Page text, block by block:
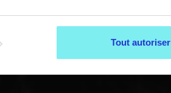
Tout autoriser